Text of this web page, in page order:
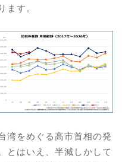
す。
湾をめぐる高市首相の発
とはいえ、半減しかして